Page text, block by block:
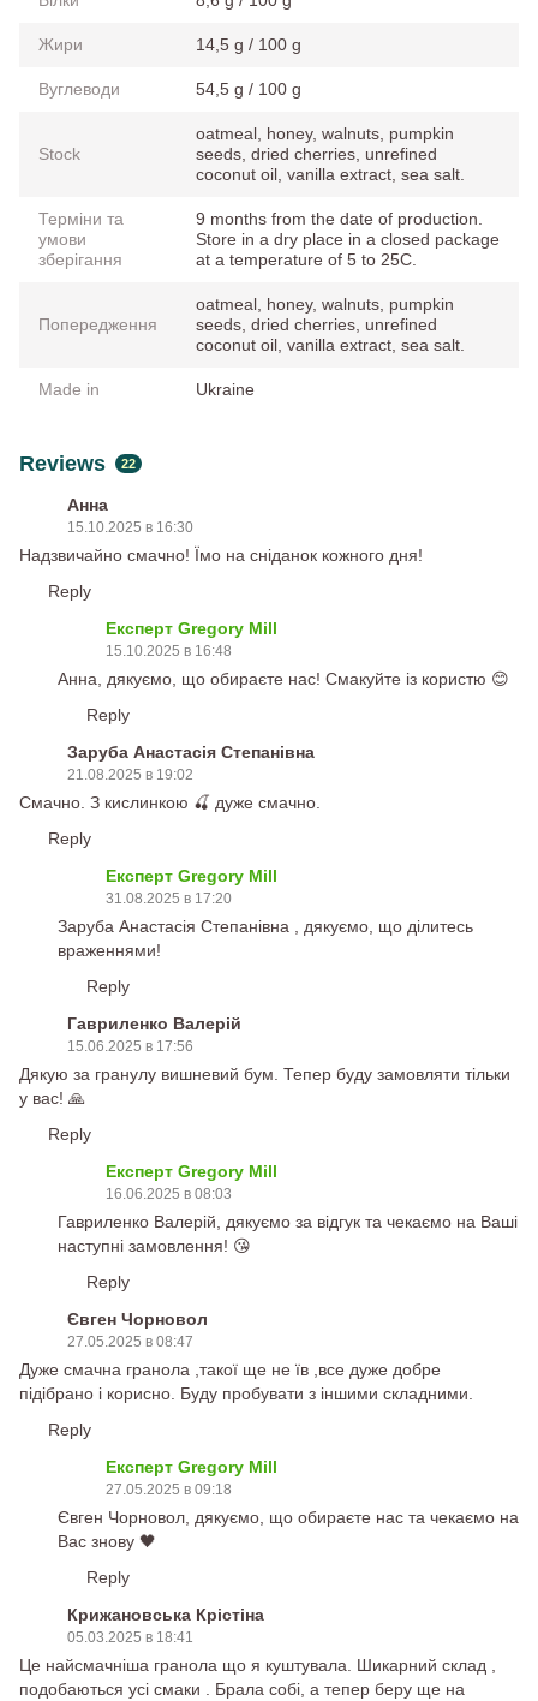
Жири 14,5 g / 100 g
Вуглеводи 54,5 g / 100 g
Stock
oatmeal, honey, walnuts, pumpkin
seeds, dried cherries, unrefined
coconut oil, vanilla extract, sea salt.
Терміни та
умови
зберігання
9 months from the date of production.
Store in a dry place in a closed package
at a temperature of 5 to 25C.
Попередження
oatmeal, honey, walnuts, pumpkin
seeds, dried cherries, unrefined
coconut oil, vanilla extract, sea salt.
Made in Ukraine
Reviews 22
Анна
15.10.2025 в 16:30
Надзвичайно смачно! Їмо на сніданок кожного дня!
Reply
Експерт Gregory Mill
15.10.2025 в 16:48
Анна, дякуємо, що обираєте нас! Смакуйте із користю 😊
Reply
Заруба Анастасія Степанівна
21.08.2025 в 19:02
Смачно. З кислинкою 🍒 дуже смачно.
Reply
Експерт Gregory Mill
31.08.2025 в 17:20
Заруба Анастасія Степанівна , дякуємо, що ділитесь
враженнями!
Reply
Гавриленко Валерій
15.06.2025 в 17:56
Дякую за гранулу вишневий бум. Тепер буду замовляти тільки
у вас! 🙏
Reply
Експерт Gregory Mill
16.06.2025 в 08:03
Гавриленко Валерій, дякуємо за відгук та чекаємо на Ваші
наступні замовлення! 😘
Reply
Євген Чорновол
27.05.2025 в 08:47
Дуже смачна гранола ,такої ще не їв ,все дуже добре
підібрано і корисно. Буду пробувати з іншими складними.
Reply
Експерт Gregory Mill
27.05.2025 в 09:18
Євген Чорновол, дякуємо, що обираєте нас та чекаємо на
Вас знову 🖤
Reply
Крижановська Крістіна
05.03.2025 в 18:41
Це найсмачніша гранола що я куштувала. Шикарний склад ,
подобаються усі смаки . Брала собі, а тепер беру ще на